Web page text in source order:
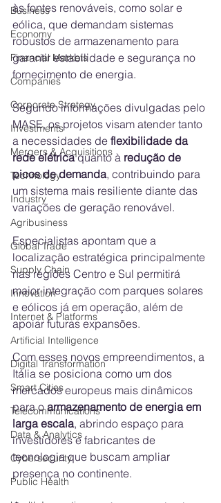
Business
Economy
Financial Markets
Companies
Corporate Strategy
Investments
Mergers & Acquisitions
Technology
Industry
Agribusiness
Global Trade
Supply Chain
Innovation
Internet & Platforms
Artificial Intelligence
Digital Transformation
Smart Cities
Telecommunications
Data & Analytics
Cybersecurity
Public Health
às fontes renováveis, como solar e
eólica, que demandam sistemas
robustos de armazenamento para
garantir estabilidade e segurança no
fornecimento de energia.
Segundo informações divulgadas pelo
MASE, os projetos visam atender tanto
a necessidades de flexibilidade da
rede elétrica quanto à redução de
picos de demanda, contribuindo para
um sistema mais resiliente diante das
variações de geração renovável.
Especialistas apontam que a
localização estratégica principalmente
nas regiões Centro e Sul permitirá
maior integração com parques solares
e eólicos já em operação, além de
apoiar futuras expansões.
Com esses novos empreendimentos, a
Itália se posiciona como um dos
mercados europeus mais dinâmicos
para o armazenamento de energia em
larga escala, abrindo espaço para
investidores e fabricantes de
tecnologia que buscam ampliar
presença no continente.